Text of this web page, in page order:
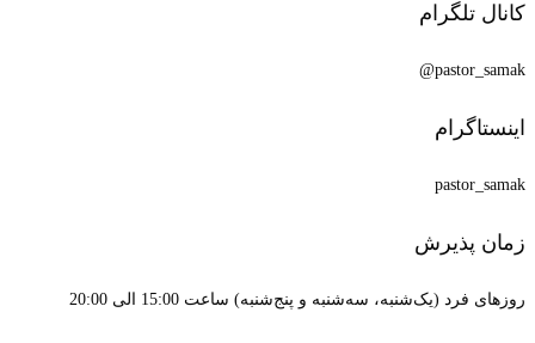
کانال تلگرام
pastor_samak@
اینستاگرام
pastor_samak
زمان پذیرش
روزهای فرد (یک‌شنبه، سه‌شنبه و پنج‌شنبه) ساعت 15:00 الی 20:00